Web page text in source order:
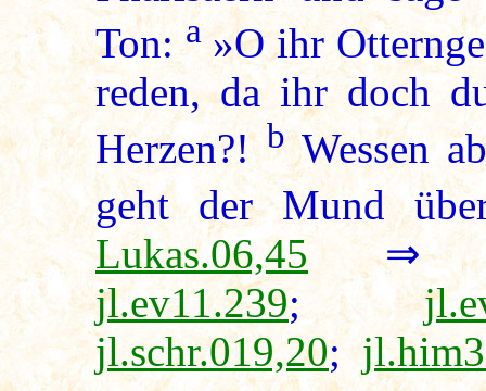
Ton:a»O ihr
reden, da ihr doch
Herzen?!bWessen
geht der Mund
Lukas.06,45
jl.ev11.239;
jl.schr.019,20;